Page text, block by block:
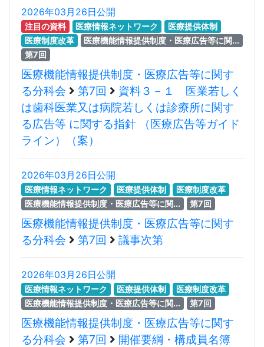
2026年03月26日公開
注目の資料 医療情報ネットワーク
医療提供体制
医療制度改革
医療機能情報提供制度・医療広告等に関...
第7回
医療機能情報提供制度・医療広告等に関す
る分科会
第7回
資料３－１ 医業若しく
は歯科医業又は病院若しくは診療所に関す
る広告等 に関する指針 （医療広告等ガイド
ライン）（案）
2026年03月26日公開
医療情報ネットワーク 医療提供体制
医療制度改革
医療機能情報提供制度・医療広告等に関...
第7回
医療機能情報提供制度・医療広告等に関す
る分科会
第7回 議事次第
2026年03月26日公開
医療情報ネットワーク 医療提供体制
医療制度改革
医療機能情報提供制度・医療広告等に関...
第7回
医療機能情報提供制度・医療広告等に関す
る分科会
第7回 開催要綱・構成員名簿